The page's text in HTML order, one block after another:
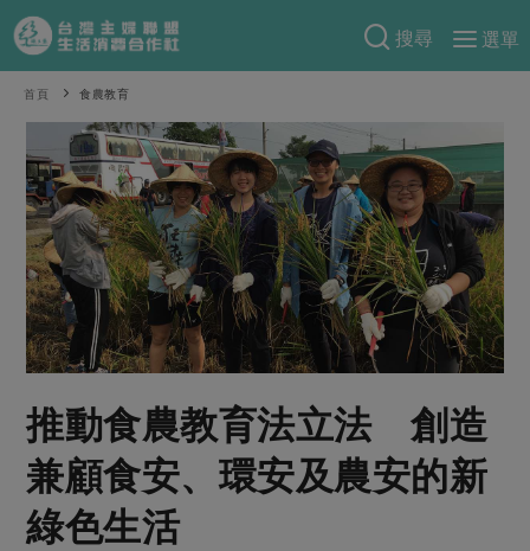
搜尋
選單
產品分類
當季蔬果
一籃菜 當令水果
芽苗類 蕈菇類
辛香料類
奶蛋豆・五穀
蛋 乳製品
豆製品 米麵雜糧
肉品・水產
畜產肉類
食譜料理
食材
米食
麵食
肉食
海鮮
常備菜
蔬食
蛋料理
特別企畫
預購活動
把最好的台灣味帶回家！
防災用品預購圓滿結束
更多預購活動
當季產品
綠主張
觀點文章
主婦食堂 一籃菜真心話
社內大小事 合作聯合國
產品故事 生活提案
樂齡生活 親子食育
廚房瑜伽
關於合作社
關於我們
合作社組織
員工與求才
首頁 食農教育
推動食農教育法立法 創造
兼顧食安、環安及農安的新
綠色生活